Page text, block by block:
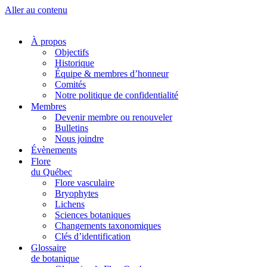
Aller au contenu
À propos
Objectifs
Historique
Équipe & membres d’honneur
Comités
Notre politique de confidentialité
Membres
Devenir membre ou renouveler
Bulletins
Nous joindre
Évènements
Flore
du Québec
Flore vasculaire
Bryophytes
Lichens
Sciences botaniques
Changements taxonomiques
Clés d’identification
Glossaire
de botanique